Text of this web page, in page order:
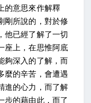
的意思來作解釋
剛所說的，對於修
他已經了解了一切
座上，在思惟阿底
夠深入的了解，而
麼的辛苦，會遭遇
進的心力，而了解
步的藉由此，而了